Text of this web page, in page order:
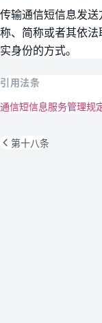
传输通信短信息发
称、简称或者其依
实身份的方式。
引用法条
通信短信息服务管理规
第十八条